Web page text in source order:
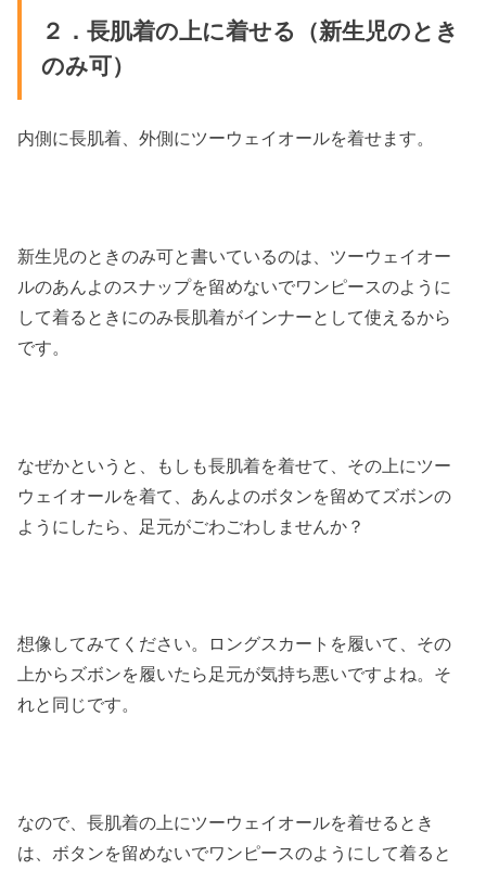
２．長肌着の上に着せる（新生児のとき
のみ可）
内側に長肌着、外側にツーウェイオールを着せます。
新生児のときのみ可と書いているのは、ツーウェイオー
ルのあんよのスナップを留めないでワンピースのように
して着るときにのみ長肌着がインナーとして使えるから
です。
なぜかというと、もしも長肌着を着せて、その上にツー
ウェイオールを着て、あんよのボタンを留めてズボンの
ようにしたら、足元がごわごわしませんか？
想像してみてください。ロングスカートを履いて、その
上からズボンを履いたら足元が気持ち悪いですよね。そ
れと同じです。
なので、長肌着の上にツーウェイオールを着せるとき
は、ボタンを留めないでワンピースのようにして着ると